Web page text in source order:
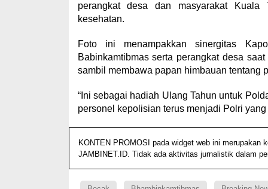
perangkat desa dan masyarakat Kuala
kesehatan.
Foto ini menampakkan sinergitas
Babinkamtibmas serta perangkat desa
sambil membawa papan himbauan tentang
“Ini sebagai hadiah Ulang Tahun untuk
personel kepolisian terus menjadi Polri
KONTEN PROMOSI pada widget web ini merupakan
JAMBINET.ID. Tidak ada aktivitas jurnalistik dalam